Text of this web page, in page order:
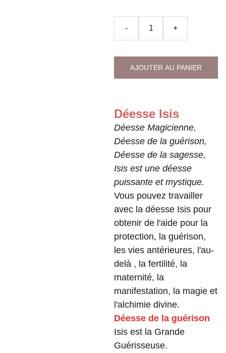
- +
AJOUTER AU PANIER
Déesse Isis
Déesse Magicienne,
Déesse de la guérison,
Déesse de la sagesse,
Isis est une déesse
puissante et mystique.
Vous pouvez travailler
avec la déesse Isis pour
obtenir de l'aide pour la
protection, la guérison,
les vies antérieures, l'au-
delà , la fertilité, la
maternité, la
manifestation, la magie et
l'alchimie divine.
Déesse de la guérison
Isis est la Grande
Guérisseuse.